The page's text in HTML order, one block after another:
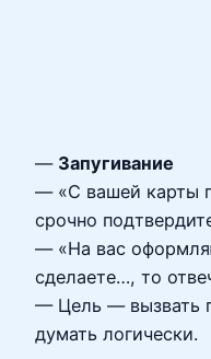
— Запугивание
— «С вашей карты
срочно
— «На вас
сделаете…, то
— Цель — вызвать
думать логически.